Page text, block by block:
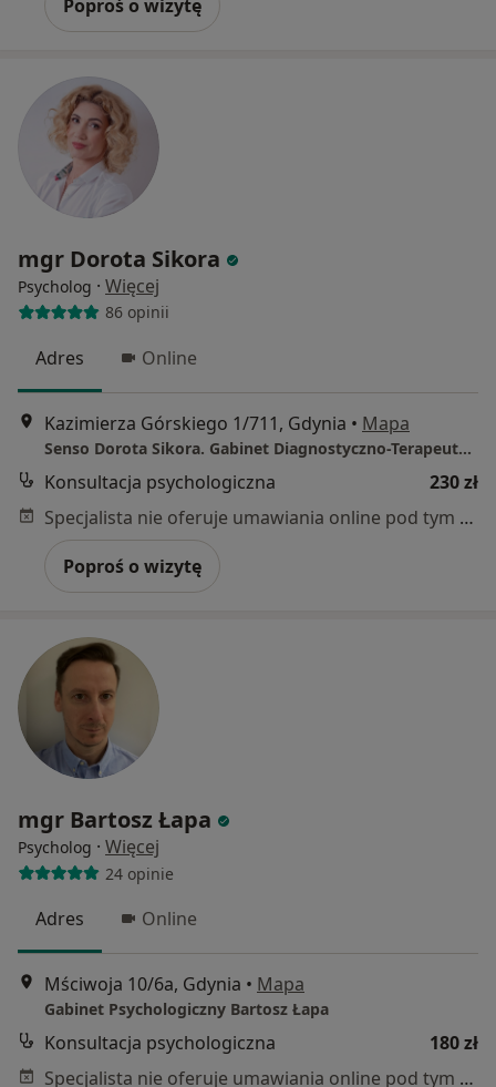
Poproś o wizytę
mgr Dorota Sikora
Psycholog · Więcej
86 opinii
Adres Online
Kazimierza Górskiego 1/711, Gdynia • Mapa
Senso Dorota Sikora. Gabinet Diagnostyczno-Terapeutyczny i Biofeedback
Konsultacja psychologiczna
230 zł
Specjalista nie oferuje umawiania online pod tym adresem.
Poproś o wizytę
mgr Bartosz Łapa
Psycholog · Więcej
24 opinie
Adres Online
Mściwoja 10/6a, Gdynia • Mapa
Gabinet Psychologiczny Bartosz Łapa
Konsultacja psychologiczna
180 zł
Specjalista nie oferuje umawiania online pod tym adresem.